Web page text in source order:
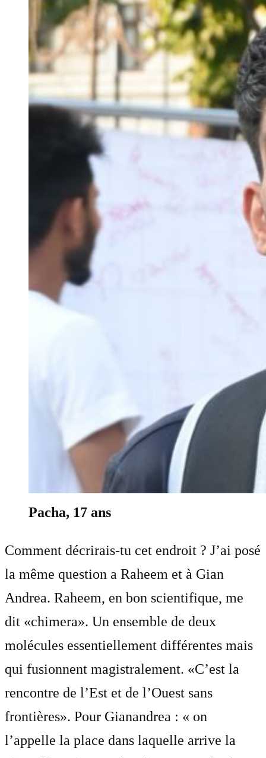
Pacha, 17 ans
Comment décrirais-tu cet endroit ? J’ai posé
la même question a Raheem et à Gian
Andrea. Raheem, en bon scientifique, me
dit «chimera». Un ensemble de deux
molécules essentiellement différentes mais
qui fusionnent magistralement. «C’est la
rencontre de l’Est et de l’Ouest sans
frontières». Pour Gianandrea : « on
l’appelle la place dans laquelle arrive la